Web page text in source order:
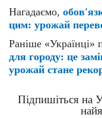
Нагадаємо,
цим: урожай
Раніше «Українці»
для городу: це
урожай стане
Підпишіться на